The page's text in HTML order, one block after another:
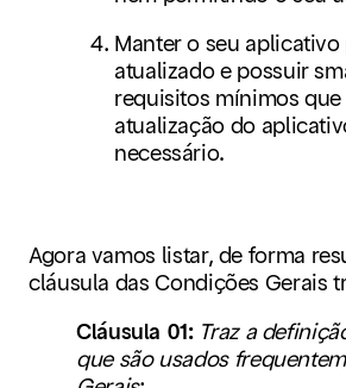
Manter o seu
atualizado e possuir
requisitos mínimos
atualização do
necessário.
Agora vamos listar, de forma
cláusula das Condições Gerais
Cláusula 01: Traz a
que são usados